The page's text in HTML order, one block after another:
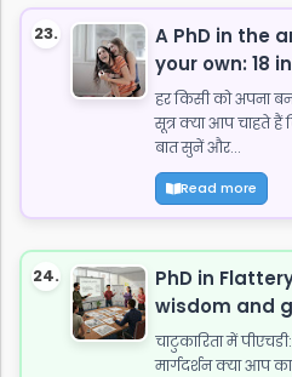
23.
A PhD in the
your own: 18
हर किसी को अपना
सूत्र क्या आप चाहते
बात सुनें और...
Read more
24.
PhD in
wisdom and
चाटुकारिता में
मार्गदर्शन क्या आप